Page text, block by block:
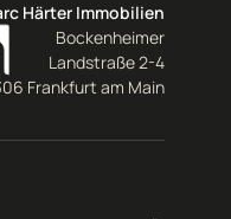
Härter Immobilien
Bockenheimer
Landstraße 2-4
Frankfurt am Main